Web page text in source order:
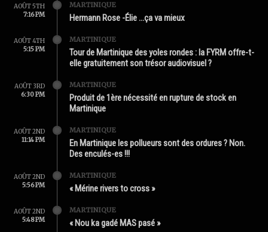
AOÛT 5TH
7:16 PM
MARTINIQUE
Hermann Rose -Élie …ça va mieux
AOÛT 4TH
5:15 PM
MARTINIQUE
Tour de Martinique des yoles rondes : la FYRM offre-t-
elle gratuitement son trésor audiovisuel ?
AOÛT 3RD
6:30 PM
MARTINIQUE
Produit de 1ère nécessité en rupture de stock en
Martinique
AOÛT 2ND
11:14 PM
MARTINIQUE
En Martinique les pollueurs sont des ordures ? Non.
Des enculés-es !!!
AOÛT 2ND
5:56 PM
MARTINIQUE
« Mérine rivers to cross »
AOÛT 2ND
5:48 PM
MARTINIQUE
« Nou ka gadé MAS pasé »